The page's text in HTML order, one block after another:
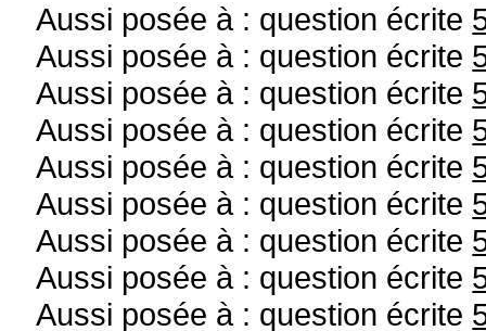
Aussi posée à : question écrite
Aussi posée à : question écrite
Aussi posée à : question écrite
Aussi posée à : question écrite
Aussi posée à : question écrite
Aussi posée à : question écrite
Aussi posée à : question écrite
Aussi posée à : question écrite
Aussi posée à : question écrite